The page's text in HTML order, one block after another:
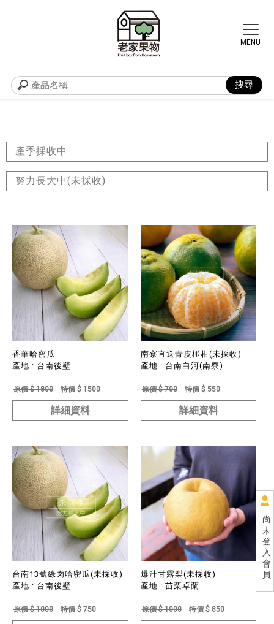
尚
未
登
入
會
員
產季採收中
努力長大中(未採收)
香華哈密瓜
產地 : 台南後壁
原價 $ 1800 特價 $ 1500
詳細資料
南寮直送青皮椪柑(未採收)
產地 : 台南白河(南寮)
原價 $ 700 特價 $ 550
詳細資料
台南13號綠肉哈密瓜(未採收)
產地 : 台南後壁
原價 $ 1000 特價 $ 750
爆汁甘露梨(未採收)
產地 : 苗栗卓蘭
原價 $ 1000 特價 $ 850